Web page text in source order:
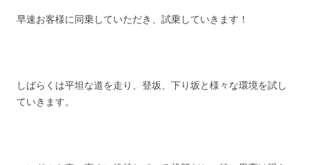
早速お客様に同乗していただき、試乗していきます！
しばらくは平坦な道を走り、登坂、下り坂と様々な環境を試し
ていきます。